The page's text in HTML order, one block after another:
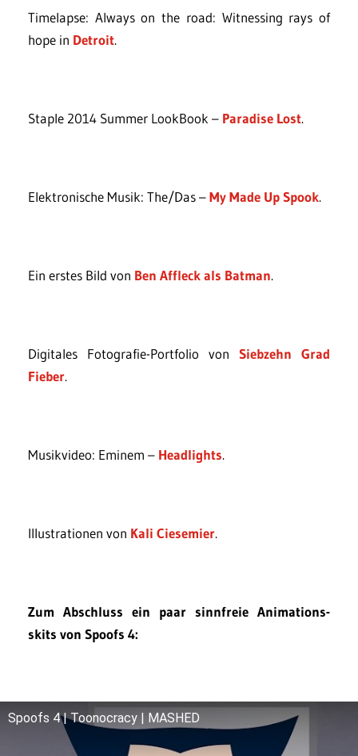
Timelapse: Always on the road: Witnessing rays of
hope in Detroit.
Staple 2014 Summer LookBook – Paradise Lost.
Elektronische Musik: The/Das –My Made Up Spook.
Ein erstes Bild von Ben Affleck als Batman.
Digitales Fotografie-Portfolio von Siebzehn Grad
Fieber.
Musikvideo: Eminem – Headlights.
lllustrationen von Kali Ciesemier.
Zum Abschluss ein paar sinnfreie Animations-
skits von Spoofs 4:
Spoofs 4 | Toonocracy | MASHED